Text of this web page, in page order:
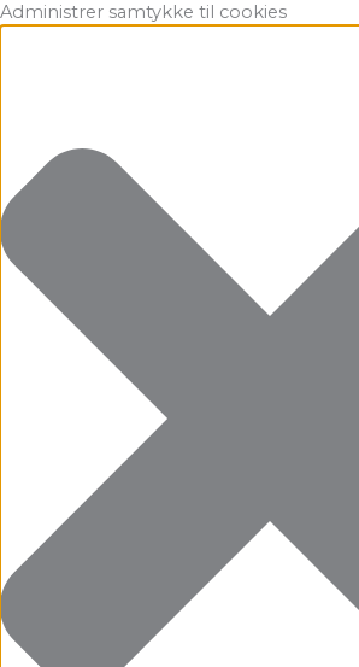
Administrer samtykke til cookies
Funktionsdygtig
Præferencer
Statistikker
Marketing
Gå
til